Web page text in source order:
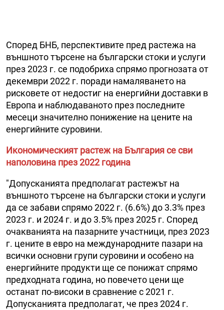
Според БНБ, перспективите пред растежа на
външното търсене на български стоки и услуги
през 2023 г. се подобриха спрямо прогнозата от
декември 2022 г. поради намаляването на
рисковете от недостиг на енергийни доставки в
Европа и наблюдаваното през последните
месеци значително понижение на цените на
енергийните суровини.
Икономическият растеж на България се сви
наполовина през 2022 година
"Допусканията предполагат растежът на
външното търсене на български стоки и услуги
да се забави спрямо 2022 г. (6.6%) до 3.3% през
2023 г. и 2024 г. и до 3.5% през 2025 г. Според
очакванията на пазарните участници, през 2023
г. цените в евро на международните пазари на
всички основни групи суровини и особено на
енергийните продукти ще се понижат спрямо
предходната година, но повечето цени ще
останат по-високи в сравнение с 2021 г.
Допусканията предполагат, че през 2024 г.